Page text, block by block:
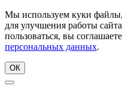
Мы используем куки
для улучшения работы
пользоваться, вы
персональных данных.
ОК